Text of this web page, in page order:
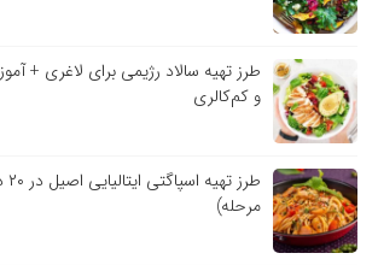
طرز تهیه سالاد رژیمی برای لاغری
و کم‌کالری
مرحله)